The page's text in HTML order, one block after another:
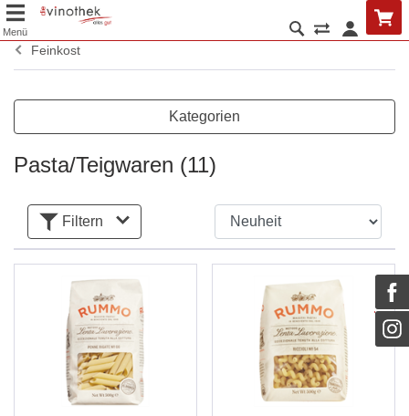
Menü
Feinkost
Kategorien
Pasta/Teigwaren (11)
Filtern